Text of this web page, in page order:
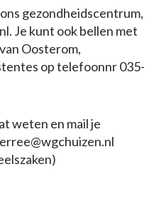
gezondheidscentrum,
Je kunt ook bellen met
Oosterom,
op telefoonnr 035-
weten en mail je